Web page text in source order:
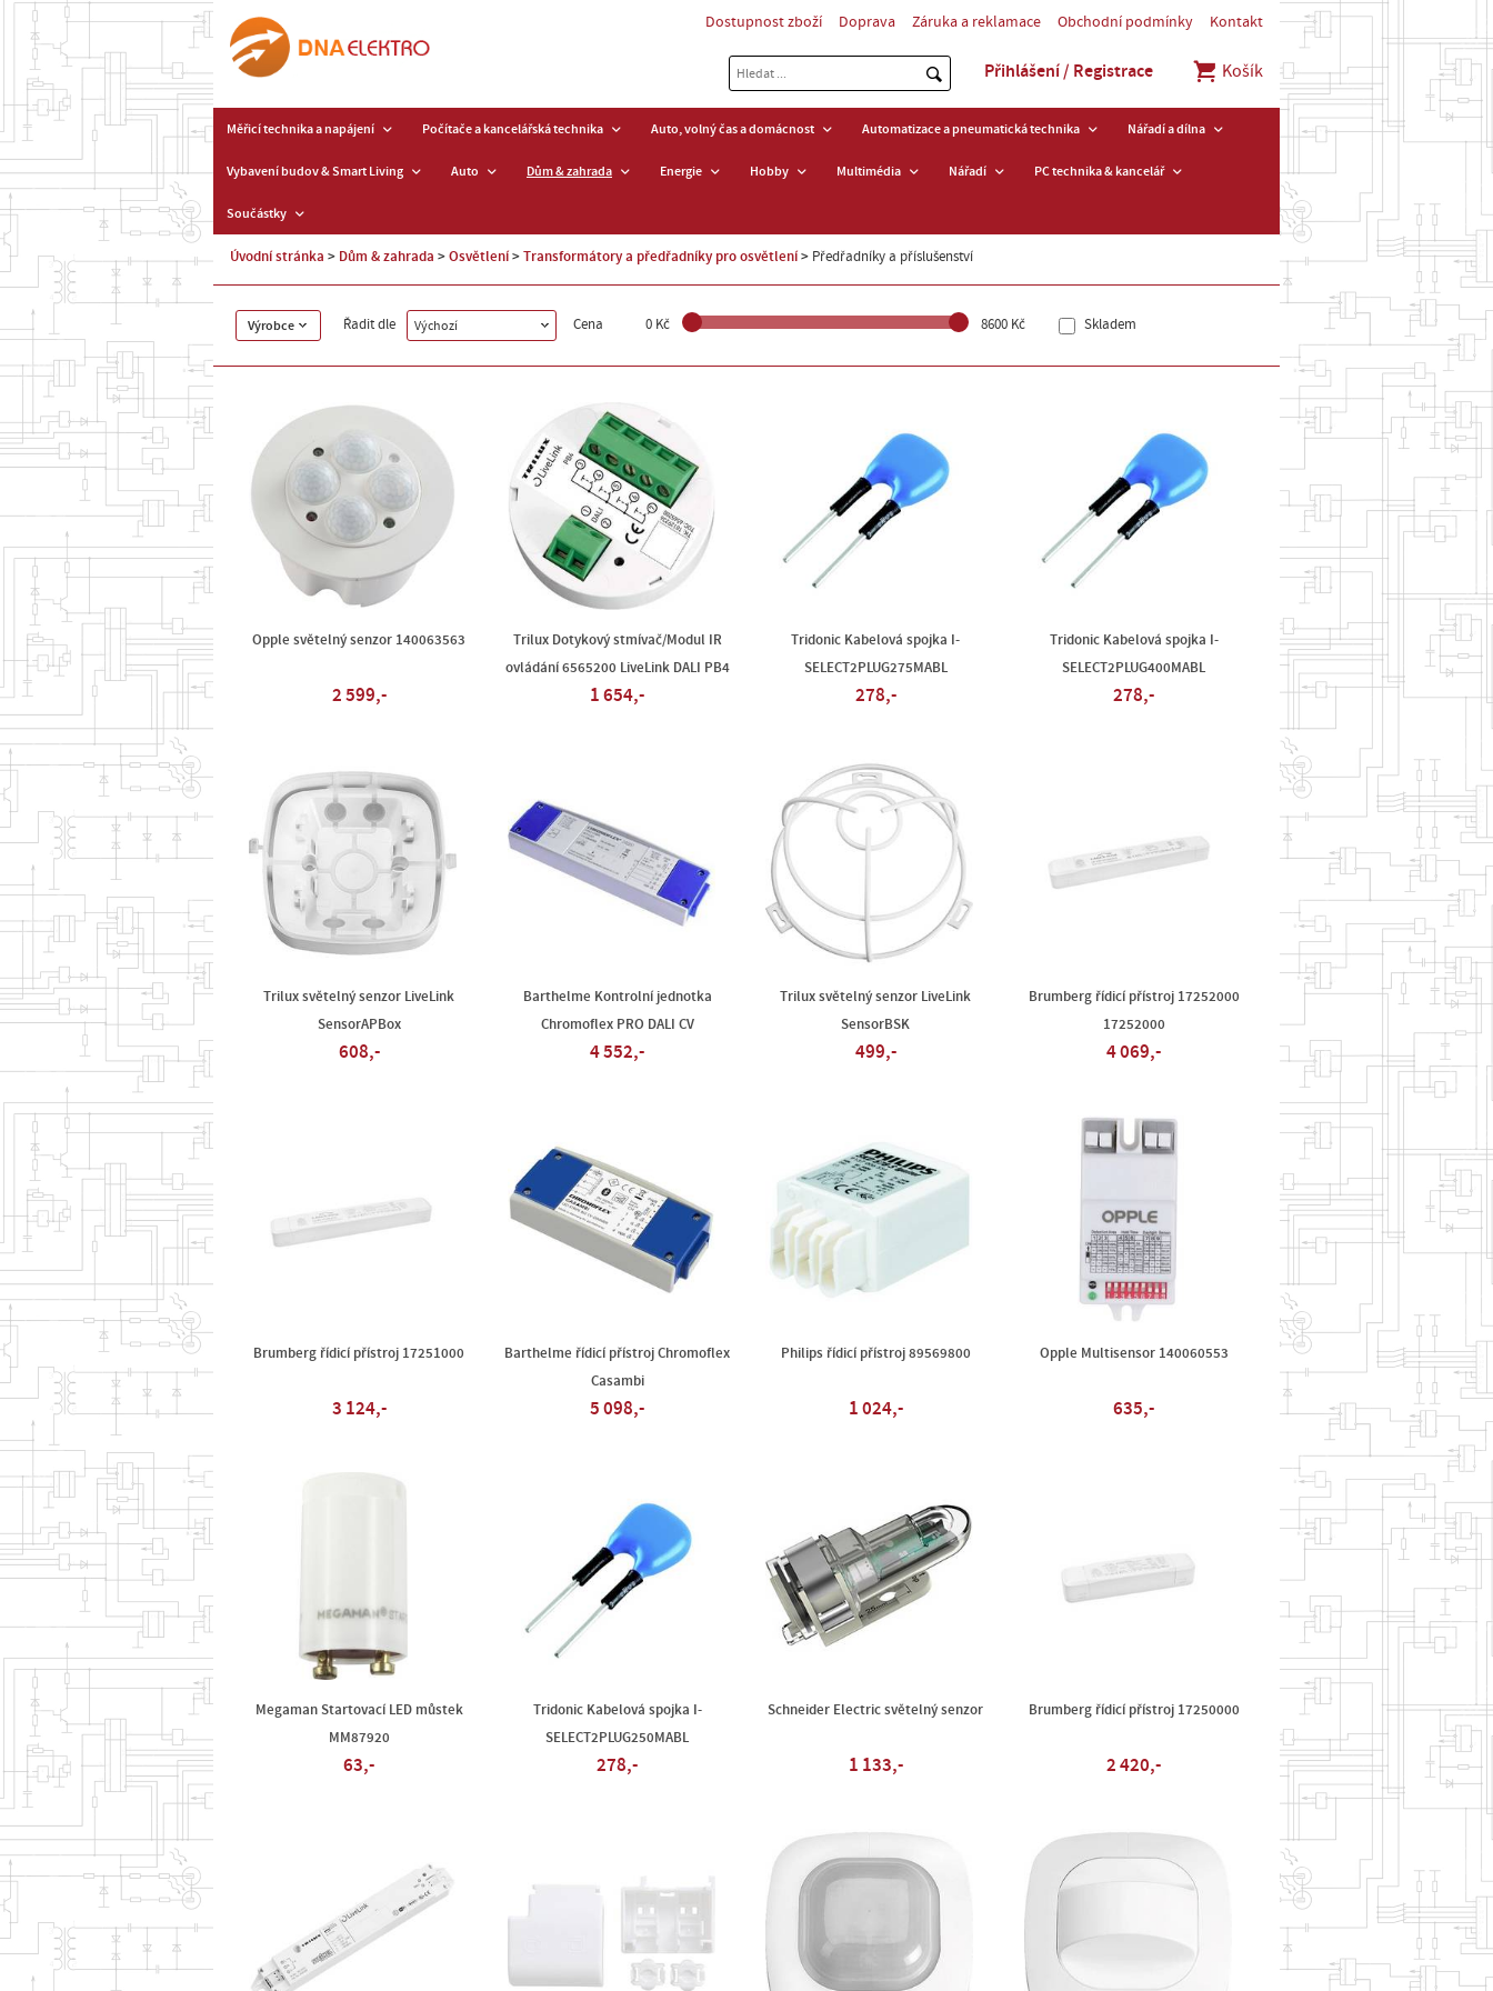
Dostupnost zboží Doprava Záruka a reklamace Obchodní podmínky Kontakt
Přihlášení / Registrace Košík
Měřicí technika a napájení Počítače a kancelářská technika Auto, volný čas a domácnost Automatizace a pneumatická technika Nářadí a dílna
Vybavení budov & Smart Living Auto Dům & zahrada Energie Hobby Multimédia Nářadí PC technika & kancelář
Součástky
Úvodní stránka Dům & zahrada Osvětlení Transformátory a předřadníky pro osvětlení Předřadníky a příslušenství
Výrobce Řadit dle Výchozí Cena 0 Kč 8600 Kč Skladem
Opple světelný senzor 140063563
2 599,-
Trilux Dotykový stmívač/Modul IR
ovládání 6565200 LiveLink DALI PB4
1 654,-
Tridonic Kabelová spojka I-
SELECT2PLUG275MABL
278,-
Tridonic Kabelová spojka I-
SELECT2PLUG400MABL
278,-
Trilux světelný senzor LiveLink
SensorAPBox
608,-
Barthelme Kontrolní jednotka
Chromoflex PRO DALI CV
4 552,-
Trilux světelný senzor LiveLink
SensorBSK
499,-
Brumberg řídicí přístroj 17252000
17252000
4 069,-
Brumberg řídicí přístroj 17251000
3 124,-
Barthelme řídicí přístroj Chromoflex
Casambi
5 098,-
Philips řídicí přístroj 89569800
1 024,-
Opple Multisensor 140060553
635,-
Megaman Startovací LED můstek
MM87920
63,-
Tridonic Kabelová spojka I-
SELECT2PLUG250MABL
278,-
Schneider Electric světelný senzor
1 133,-
Brumberg řídicí přístroj 17250000
2 420,-